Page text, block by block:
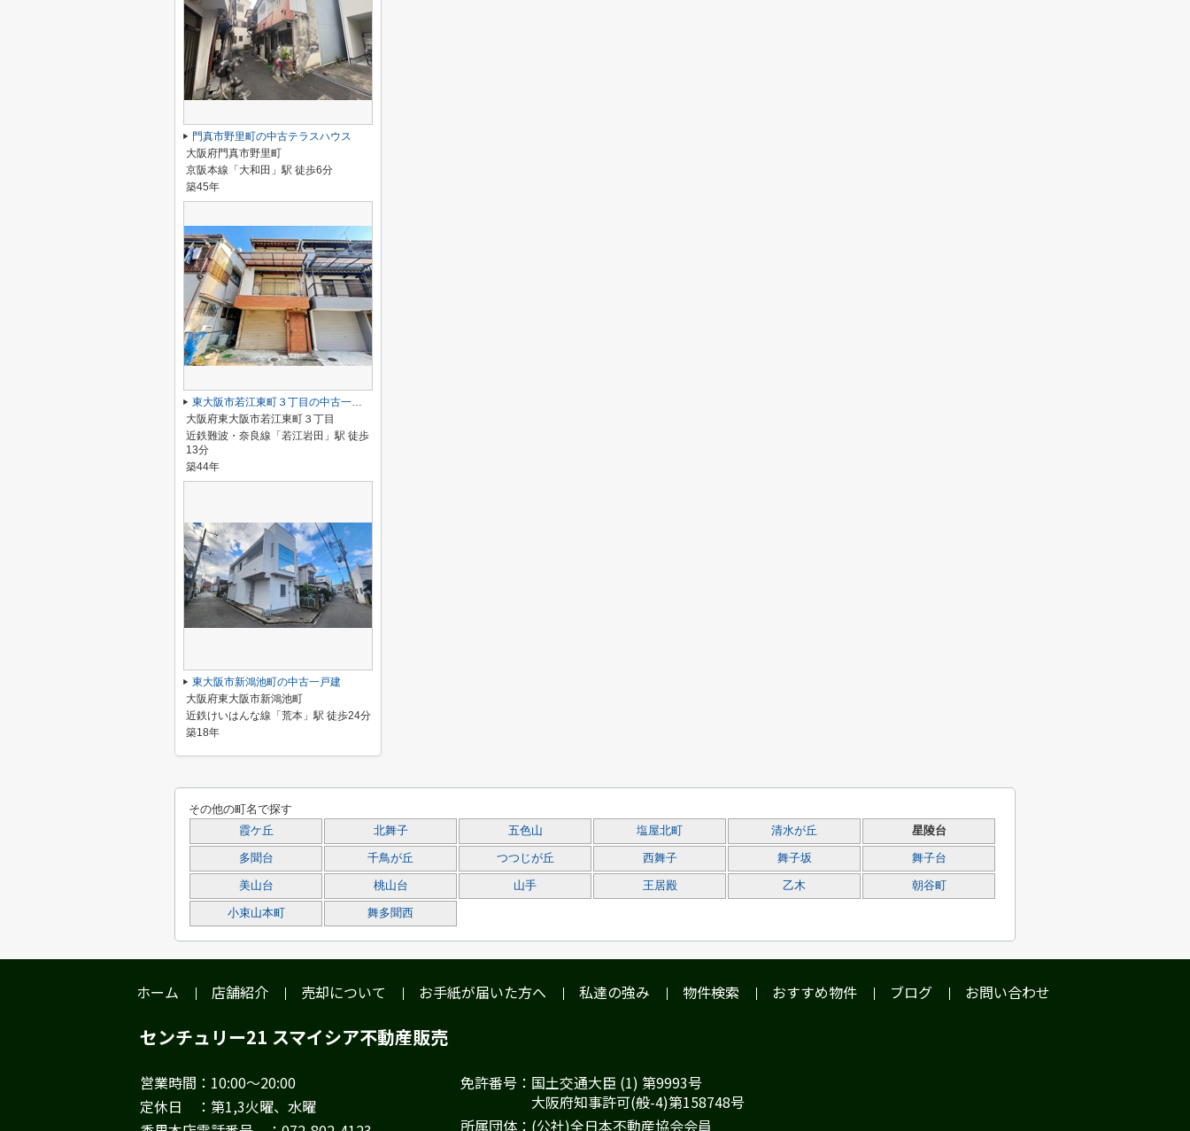
門真市野里町の中古テラスハウス
大阪府門真市野里町
京阪本線「大和田」駅 徒歩6分
築45年
東大阪市若江東町３丁目の中古一戸建
大阪府東大阪市若江東町３丁目
近鉄難波・奈良線「若江岩田」駅 徒歩
13分
築44年
東大阪市新鴻池町の中古一戸建
大阪府東大阪市新鴻池町
近鉄けいはんな線「荒本」駅 徒歩24分
築18年
その他の町名で探す
霞ケ丘 北舞子 五色山 塩屋北町 清水が丘 星陵台
多聞台 千鳥が丘 つつじが丘 西舞子 舞子坂 舞子台
美山台 桃山台 山手 王居殿 乙木 朝谷町
小束山本町 舞多聞西
ホーム 店舗紹介 売却について お手紙が届いた方へ 私達の強み 物件検索 おすすめ物件 ブログ お問い合わせ
センチュリー21 スマイシア不動産販売
営業時間：10:00～20:00
定休日 ：第1,3火曜、水曜
免許番号：国土交通大臣 (1) 第9993号
大阪府知事許可(般-4)第158748号
所属団体：(公社)全日本不動産協会会員